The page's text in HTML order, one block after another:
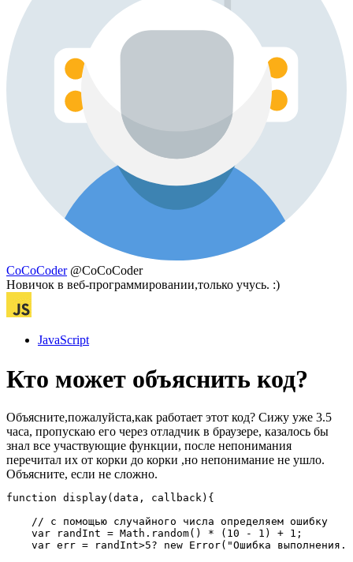
CoCoCoder @CoCoCoder
Новичок в веб-программировании,только учусь. :)
JavaScript
Кто может объяснить код?
Объясните,пожалуйста,как работает этот код? Сижу уже 3.5
часа, пропускаю его через отладчик в браузере, казалось бы
знал все участвующие функции, после непонимания
перечитал их от корки до корки ,но непонимание не ушло.
Объясните, если не сложно.
function display(data, callback){
    // с помощью случайного числа определяем ошибку
    var randInt = Math.random() * (10 - 1) + 1;
var err = randInt>5? new Error("Ошибка выполнения.